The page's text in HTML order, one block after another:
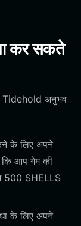
कर सकते
Tidehold अनुभव
के लिए अपने
कि आप गेम की
500 SHELLS
के लिए अपने